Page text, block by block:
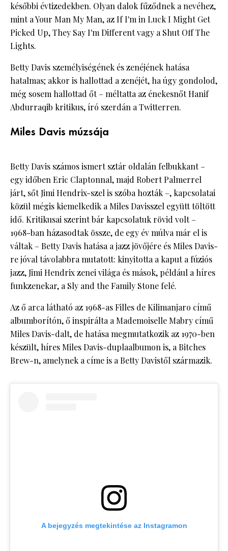
későbbi évtizedekben. Olyan dalok fűződnek a nevéhez,
mint a Your Man My Man, az If I'm in Luck I Might Get
Picked Up, They Say I'm Different vagy a Shut Off The
Lights.
Betty Davis személyiségének és zenéjének hatása
hatalmas; akkor is hallottad a zenéjét, ha úgy gondolod,
még sosem hallottad őt – méltatta az énekesnőt Hanif
Abdurraqib kritikus, író szerdán a Twitterren.
Miles Davis múzsája
Betty Davis számos ismert sztár oldalán felbukkant –
egy időben Eric Claptonnal, majd Robert Palmerrel
járt, sőt Jimi Hendrix-szel is szóba hozták –, kapcsolatai
közül mégis kiemelkedik a Miles Davisszel együtt töltött
idő. Kritikusai szerint bár kapcsolatuk rövid volt –
1968-ban házasodtak össze, de egy év múlva már el is
váltak – Betty Davis hatása a jazz jövőjére és Miles Davis-
re jóval távolabbra mutatott: kinyitotta a kaput a fúziós
jazz, Jimi Hendrix zenei világa és mások, például a híres
funkzenekar, a Sly and the Family Stone felé.
Az ő arca látható az 1968-as Filles de Kilimanjaro című
albumborítón, ő inspirálta a Mademoiselle Mabry című
Miles Davis-dalt, de hatása megmutatkozik az 1970-ben
készült, híres Miles Davis-duplaalbumon is, a Bitches
Brew-n, amelynek a címe is a Betty Davistől származik.
A bejegyzés megtekintése az Instagramon